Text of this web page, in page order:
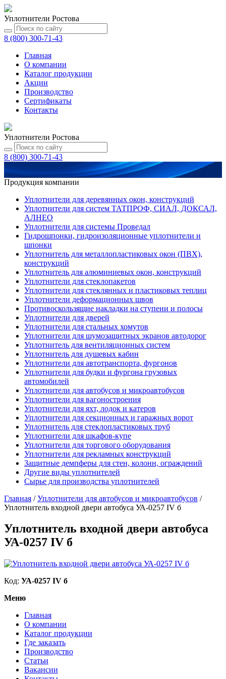
Уплотнители Ростова
8 (800) 300-71-43
Главная
О компании
Каталог продукции
Акции
Производство
Сертификаты
Контакты
Уплотнители Ростова
8 (800) 300-71-43
Продукция компании
Уплотнители для деревянных окон, конструкций
Уплотнители для систем ТАТПРОФ, СИАЛ, ДОКСАЛ,
АЛНЕО
Уплотнители для системы Проведал
Гидрошпонки, гидроизоляционные уплотнители и
шпонки
Уплотнитель для металлопластиковых окон (ПВХ),
конструкций
Уплотнитель для алюминиевых окон, конструкций
Уплотнители для стеклопакетов
Уплотнители для стеклянных и пластиковых теплиц
Уплотнители деформационных швов
Противоскользящие накладки на ступени и полосы
Уплотнители для дверей
Уплотнители для стальных хомутов
Уплотнители для шумозащитных экранов автодорог
Уплотнитель для вентиляционных систем
Уплотнитель для душевых кабин
Уплотнители для автотранспорта, фургонов
Уплотнители для будки и фургона грузовых
автомобилей
Уплотнители для автобусов и микроавтобусов
Уплотнители для вагоностроения
Уплотнители для яхт, лодок и катеров
Уплотнители для секционных и гаражных ворот
Уплотнитель для стеклопластиковых труб
Уплотнители для шкафов-купе
Уплотнители для торгового оборудования
Уплотнители для рекламных конструкций
Защитные демпферы для стен, колонн, ограждений
Другие виды уплотнителей
Сырье для производства уплотнителей
Главная /Уплотнители для автобусов и микроавтобусов /
Уплотнитель входной двери автобуса УА-0257 IV б
Уплотнитель входной двери автобуса
УА-0257 IV б
Код: УА-0257 IV б
Меню
Главная
О компании
Каталог продукции
Где заказать
Производство
Статьи
Вакансии